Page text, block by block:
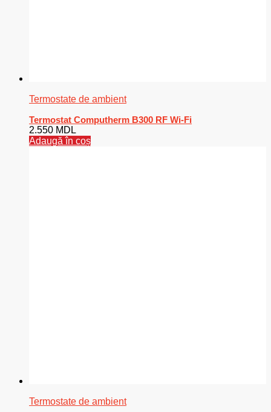
Termostate de ambient
Termostat Computherm B300 RF Wi-Fi
2.550 MDL
Adaugă în coș
Termostate de ambient